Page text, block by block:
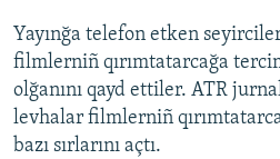
Yayınğa telefon etken
filmlerniñ qırımtatarcağa
olğanını qayd ettiler. ATR
levhalar filmlerniñ
bazı sırlarını açtı.